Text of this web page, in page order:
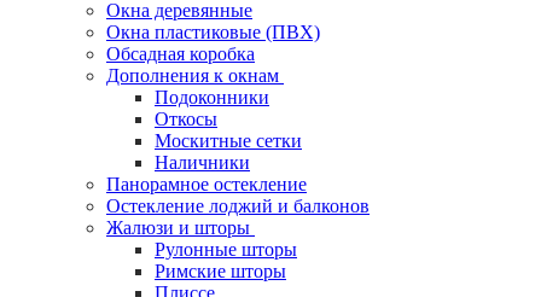
Окна деревянные
Окна пластиковые (ПВХ)
Обсадная коробка
Дополнения к окнам
Подоконники
Откосы
Москитные сетки
Наличники
Панорамное остекление
Остекление лоджий и балконов
Жалюзи и шторы
Рулонные шторы
Римские шторы
Плиссе